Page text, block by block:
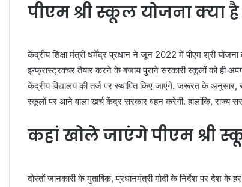
पीएम श्री स्कूल योजना क्या है
केंद्रीय शिक्षा मंत्री धर्मेंद्र प्रधान ने जून 2022 में पीएम श्री
इन्फ्रास्ट्रक्चर तैयार करने के बजाय पुराने सरकारी स्कूलों को ही
केंद्रीय विद्यालय की तर्ज पर स्थापित किए जाएंगे. जरूरत के
स्कूलों पर आने वाला खर्च केंद्र सरकार वहन करेगी. हालांकि, राज्य
कहां खोले जाएंगे पीएम श्री
दोस्तों जानकारी के मुताबिक, प्रधानमंत्री मोदी के निर्देश पर देश के